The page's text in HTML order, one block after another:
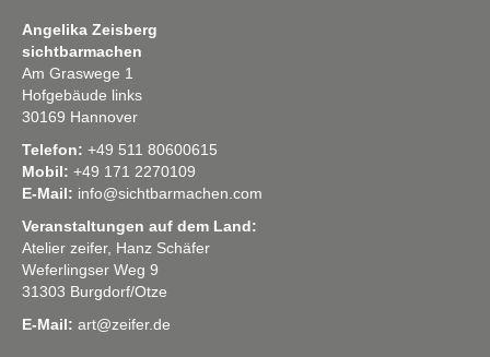
Angelika Zeisberg
sichtbarmachen
Am Graswege 1
Hofgebäude links
30169 Hannover
Telefon: +49 511 80600615
Mobil: +49 171 2270109
E-Mail: info@sichtbarmachen.com
Veranstaltungen auf dem Land:
Atelier zeifer, Hanz Schäfer
Weferlingser Weg 9
31303 Burgdorf/Otze
E-Mail: art@zeifer.de